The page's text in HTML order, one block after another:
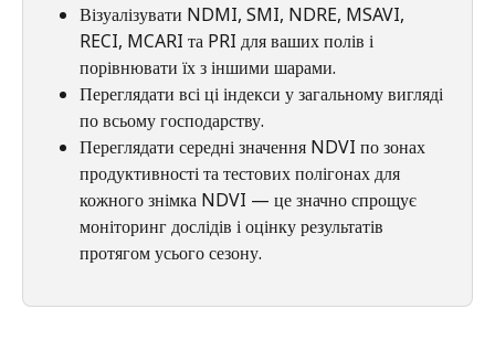
Візуалізувати NDMI, SMI, NDRE, MSAVI,
RECI, MCARI та PRI для ваших полів і
порівнювати їх з іншими шарами.
Переглядати всі ці індекси у загальному вигляді
по всьому господарству.
Переглядати середні значення NDVI по зонах
продуктивності та тестових полігонах для
кожного знімка NDVI — це значно спрощує
моніторинг дослідів і оцінку результатів
протягом усього сезону.